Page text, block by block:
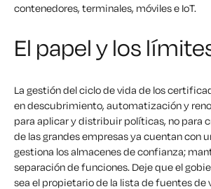
contenedores, terminales, móviles e IoT.
El papel y los
La gestión del ciclo de vida de los
en descubrimiento, automatización y
para aplicar y distribuir políticas, no para
de las grandes empresas ya cuentan con
gestiona los almacenes de confianza;
separación de funciones. Deje que el
sea el propietario de la lista de fuentes de